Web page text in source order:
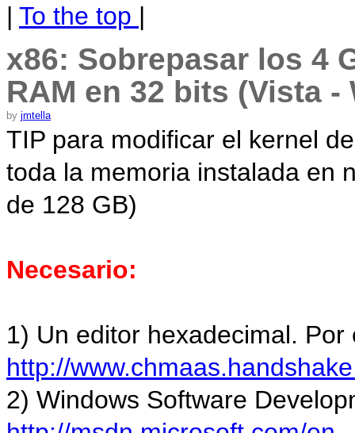
| To the top |
x86: Sobrepasar los 4
RAM en 32 bits (Vista -
by jmtella
TIP para modificar el kernel
toda la memoria instalada en
de 128 GB)
Necesario:
1) Un editor hexadecimal. Por
http://
2) Windows Software